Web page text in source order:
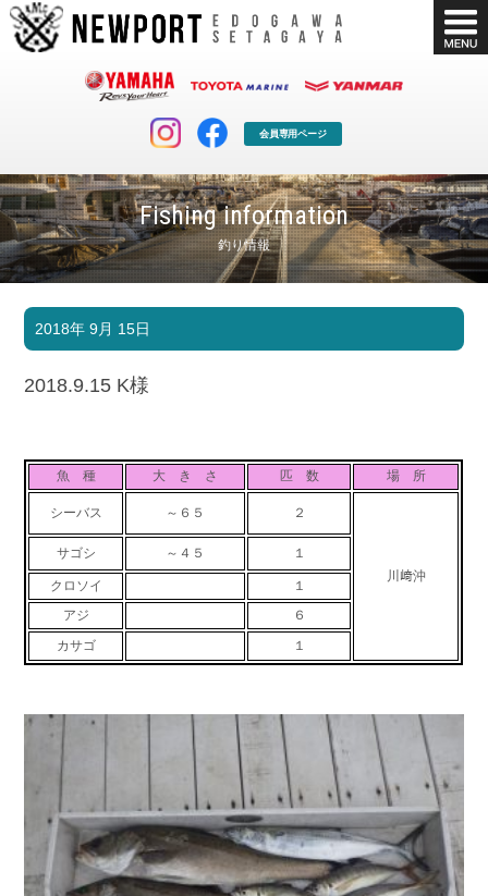
会員専用ページ
Fishing information
釣り情報
マリンクラブ
マリンライフを堪能したい！
ボート販売
ボート免許
長年の実績と信頼！
Shop Info. Blog
お問い合わせ
Contact us
採用情報
Recruit
リンク集
2018年 9月 15日
2018.9.15 K様
魚 種 大 き さ 匹 数 場 所
シーバス ～６５ ２
川﨑沖
サゴシ ～４５ １
クロソイ
１
アジ
６
カサゴ
１